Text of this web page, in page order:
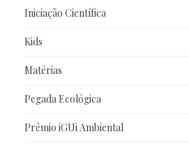
Iniciação Científica
Kids
Matérias
Pegada Ecológica
Prêmio iGUi Ambiental